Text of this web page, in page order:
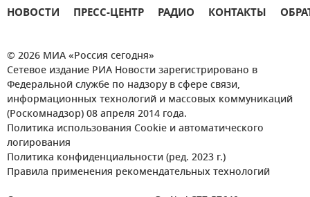
НОВОСТИ ПРЕСС-ЦЕНТР РАДИО КОНТАКТЫ
© 2026 МИА «Россия сегодня»
Сетевое издание РИА Новости зарегистрировано в
Федеральной службе по надзору в сфере связи,
информационных технологий и массовых коммуникаций
(Роскомнадзор) 08 апреля 2014 года.
Политика использования Cookie и автоматического
логирования
Политика конфиденциальности (ред. 2023 г.)
Правила применения рекомендательных технологий